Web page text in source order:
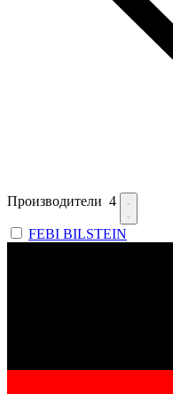
Производители 4
FEBI BILSTEIN